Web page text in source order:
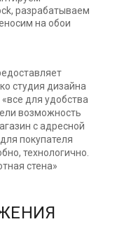
разрабатываем
на обои
студия дизайна
для удобства
возможность
с адресной
покупателя
технологично.
стена»